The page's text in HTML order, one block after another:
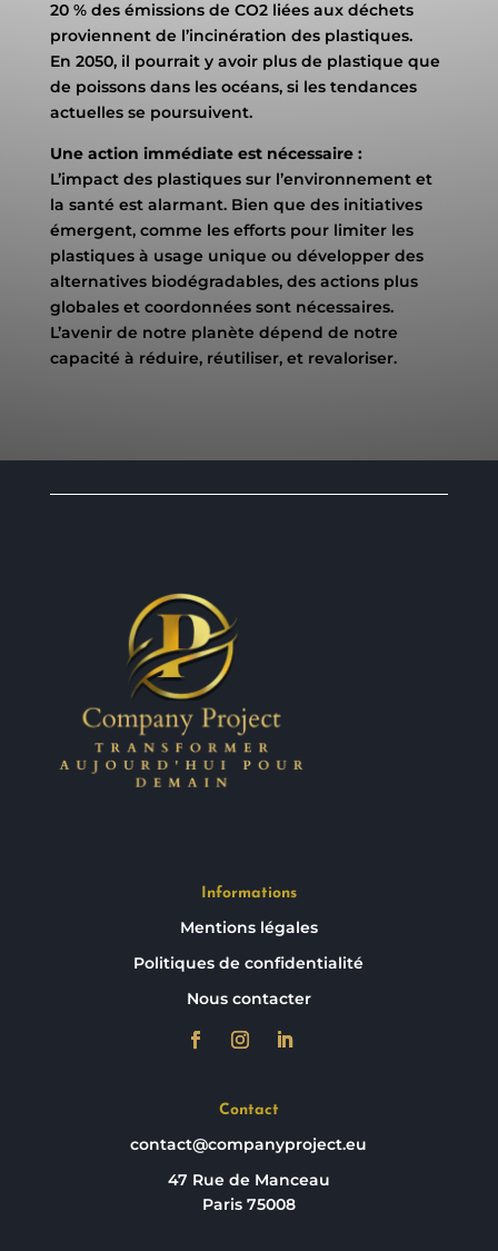
20 % des émissions de CO2 liées aux déchets
proviennent de l’incinération des plastiques.
En 2050, il pourrait y avoir plus de plastique que
de poissons dans les océans, si les tendances
actuelles se poursuivent.
Une action immédiate est nécessaire :
L’impact des plastiques sur l’environnement et
la santé est alarmant. Bien que des initiatives
émergent, comme les efforts pour limiter les
plastiques à usage unique ou développer des
alternatives biodégradables, des actions plus
globales et coordonnées sont nécessaires.
L’avenir de notre planète dépend de notre
capacité à réduire, réutiliser, et revaloriser.
Informations
Mentions légales
Politiques de confidentialité
Nous contacter
Contact
contact@companyproject.eu
47 Rue de Manceau
Paris 75008